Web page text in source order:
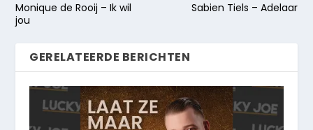
Monique de Rooij – Ik wil
jou
Sabien Tiels – Adelaar
GERELATEERDE BERICHTEN